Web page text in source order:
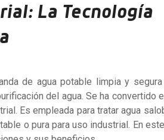
La Tecnología
de agua potable limpia y segura
del agua. Se ha convertido
Es empleada para tratar agua
o pura para uso industrial. En